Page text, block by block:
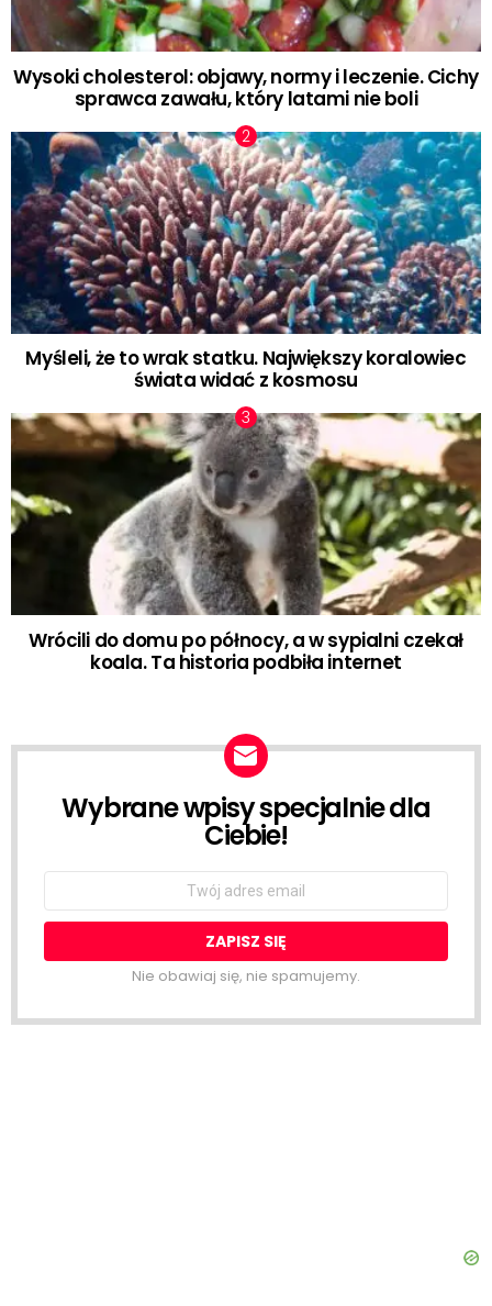
Wysoki cholesterol: objawy, normy i leczenie. Cichy
sprawca zawału, który latami nie boli
Myśleli, że to wrak statku. Największy koralowiec
świata widać z kosmosu
Wrócili do domu po północy, a w sypialni czekał
koala. Ta historia podbiła internet
NEWSLETTER
Wybrane wpisy specjalnie dla
Ciebie!
Email
Nie obawiaj się, nie spamujemy.